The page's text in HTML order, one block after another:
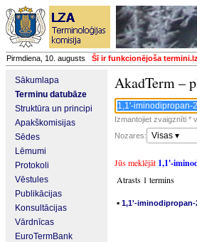
Pirmdiena, 10. augusts Šī ir funkcionējoša
Sākumlapa
Terminu datubāze
Struktūra un principi
Apakškomisijas
Sēdes
Lēmumi
Protokoli
Vēstules
Publikācijas
Konsultācijas
Vārdnīcas
EuroTermBank
AkadTerm –
Izmantojiet zvaigznīti *
Nozares:
Visas ▾
Jūs meklējāt 1,1'-
Atrasts 1 termins
▪ 1,1'-iminodipropan-